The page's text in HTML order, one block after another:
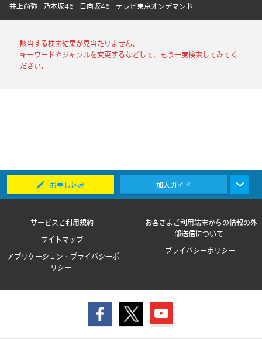
井上尚弥 乃木坂46 日向坂46 テレビ東京オンデマンド
該当する検索結果が見当たりません。
キーワードやジャンルを変更するなどして、もう一度検索してみてく
ださい。
お申し込み 加入ガイド
サービスご利用規約
お客さまご利用端末からの情報の外
部送信について
サイトマップ
プライバシーポリシー
アプリケーション・プライバシーポ
リシー